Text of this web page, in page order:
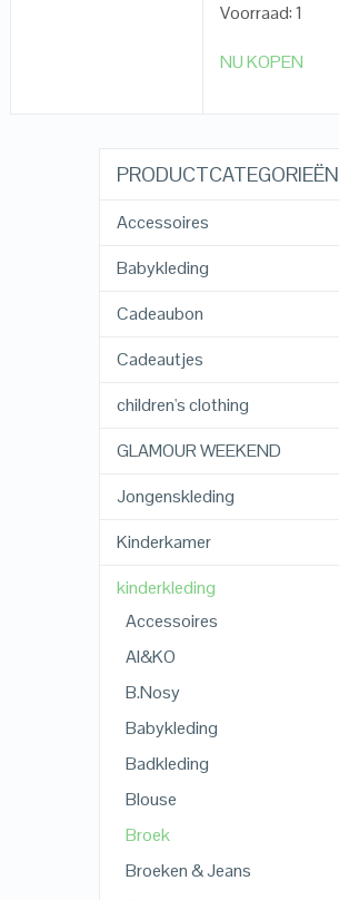
Voorraad: 1
NU KOPEN
PRODUCTCATEGORIEËN
Accessoires
Babykleding
Cadeaubon
Cadeautjes
children's clothing
GLAMOUR WEEKEND
Jongenskleding
Kinderkamer
kinderkleding
Accessoires
AI&KO
B.Nosy
Babykleding
Badkleding
Blouse
Broek
Broeken & Jeans